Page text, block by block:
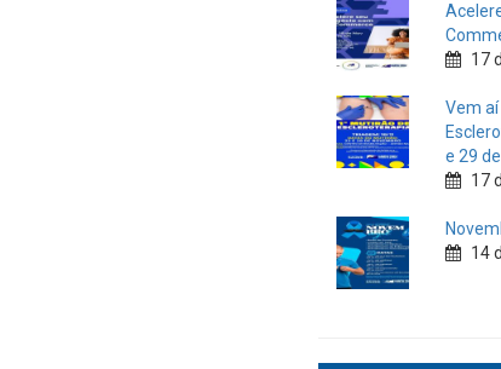
17
Vem
e 29
17
14